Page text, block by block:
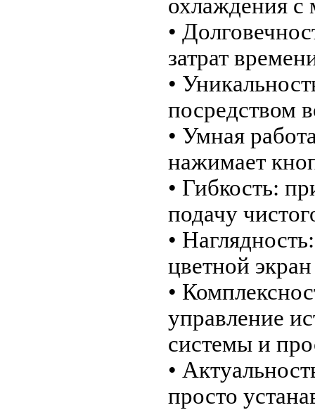
охлаждения
•
затрат
•
посредством
• Умная
нажимает
• Гибкость:
подачу
•
цветной
•
управление
системы и
•
просто